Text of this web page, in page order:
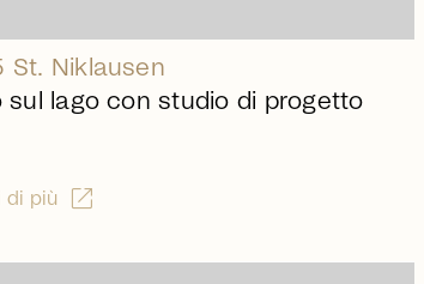
St. Niklausen
sul lago con studio di progetto
di più open_in_new